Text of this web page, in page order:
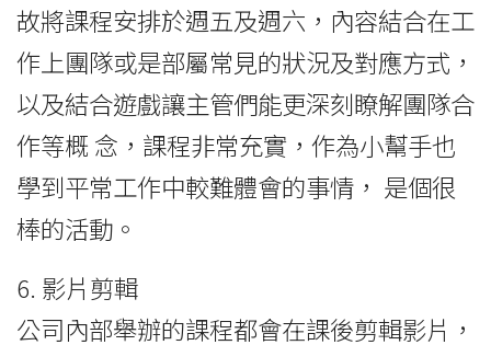
故將課程安排於週五及週六，內容結合在工
作上團隊或是部屬常見的狀況及對應方式，
以及結合遊戲讓主管們能更深刻瞭解團隊合
作等概 念，課程非常充實，作為小幫手也
學到平常工作中較難體會的事情， 是個很
棒的活動。
6. 影片剪輯
公司內部舉辦的課程都會在課後剪輯影片，